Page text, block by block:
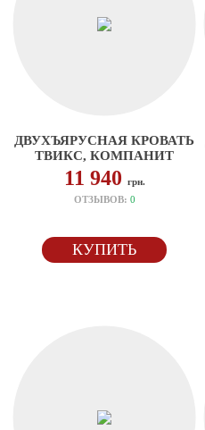
ДВУХЪЯРУСНАЯ КРОВАТЬ
ТВИКС, КОМПАНИТ
11 940 грн.
ОТЗЫВОВ: 0
КУПИТЬ